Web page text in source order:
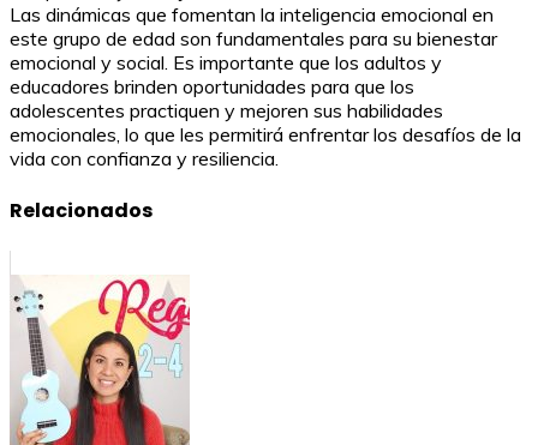
Las dinámicas que fomentan la inteligencia emocional en
este grupo de edad son fundamentales para su bienestar
emocional y social. Es importante que los adultos y
educadores brinden oportunidades para que los
adolescentes practiquen y mejoren sus habilidades
emocionales, lo que les permitirá enfrentar los desafíos de la
vida con confianza y resiliencia.
Relacionados